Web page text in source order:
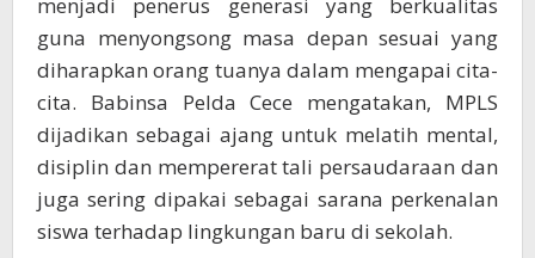
guna menyongsong masa depan sesuai yang
diharapkan orang tuanya dalam mengapai cita-
cita. Babinsa Pelda Cece mengatakan, MPLS
dijadikan sebagai ajang untuk melatih mental,
disiplin dan mempererat tali persaudaraan dan
juga sering dipakai sebagai sarana perkenalan
siswa terhadap lingkungan baru di sekolah.